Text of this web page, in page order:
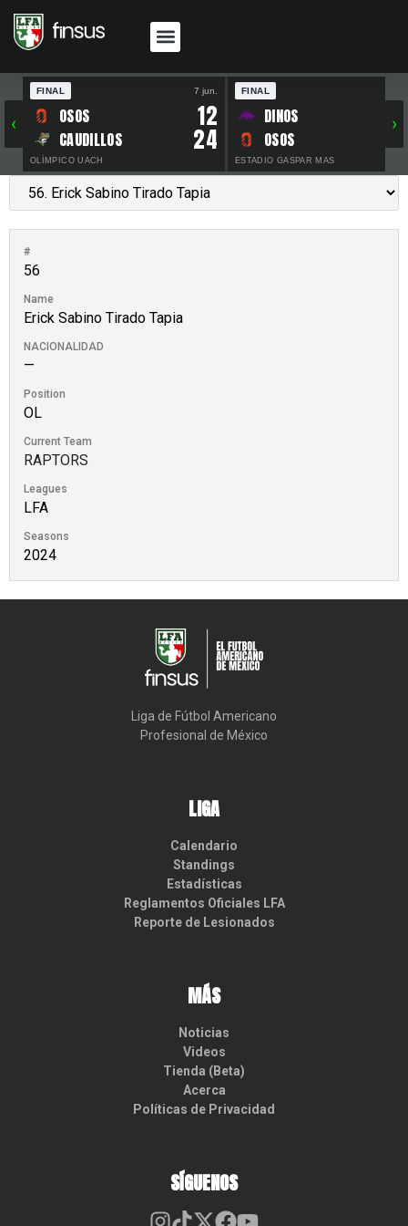
‹
FINAL 7 jun.
OSOS 12
CAUDILLOS 24
OLÍMPICO UACH
FINAL
DINOS
OSOS
ESTADIO GASPAR MAS
›
#
56
Name
Erick Sabino Tirado Tapia
NACIONALIDAD
—
Position
OL
Current Team
RAPTORS
Leagues
LFA
Seasons
2024
Liga de Fútbol Americano
Profesional de México
LIGA
Calendario
Standings
Estadísticas
Reglamentos Oficiales LFA
Reporte de Lesionados
MÁS
Noticias
Videos
Tienda (Beta)
Acerca
Políticas de Privacidad
SÍGUENOS